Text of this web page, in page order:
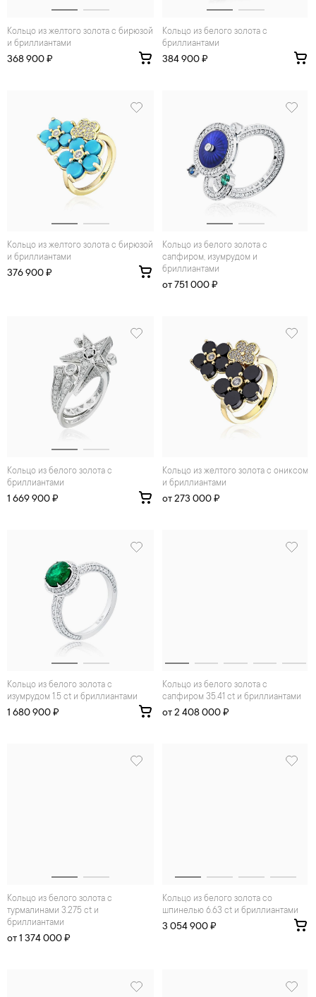
Кольцо из желтого золота с бирюзой
и бриллиантами
368 900 ₽
Кольцо из белого золота с
бриллиантами
384 900 ₽
Кольцо из желтого золота с бирюзой
и бриллиантами
376 900 ₽
Кольцо из белого золота с
сапфиром, изумрудом и
бриллиантами
от 751 000 ₽
Кольцо из белого золота с
бриллиантами
1 669 900 ₽
Кольцо из желтого золота с ониксом
и бриллиантами
от 273 000 ₽
Кольцо из белого золота с
изумрудом 1.5 ct и бриллиантами
1 680 900 ₽
Кольцо из белого золота с
сапфиром 35.41 ct и бриллиантами
от 2 408 000 ₽
Кольцо из белого золота с
турмалинами 3.275 ct и
бриллиантами
от 1 374 000 ₽
Кольцо из белого золота со
шпинелью 6.63 ct и бриллиантами
3 054 900 ₽